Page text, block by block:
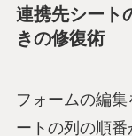
連携先シート
きの修復術
フォームの編
ートの列の順番